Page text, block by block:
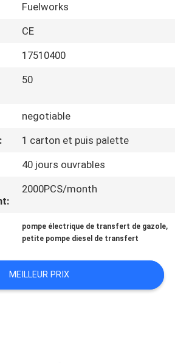
Fuelworks
CE
17510400
50
negotiable
1 carton et puis palette
40 jours ouvrables
2000PCS/month
pompe électrique de transfert de gazole,
petite pompe diesel de transfert
MEILLEUR PRIX